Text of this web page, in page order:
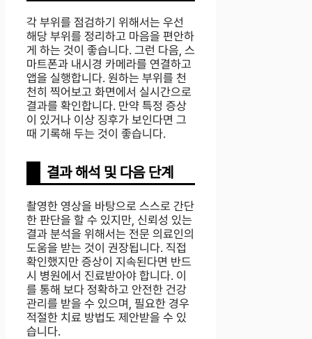
각 부위를 점검하기 위해서는 우선
해당 부위를 정리하고 마음을 편안하
게 하는 것이 좋습니다. 그런 다음, 스
마트폰과 내시경 카메라를 연결하고
앱을 실행합니다. 원하는 부위를 천
천히 찍어보고 화면에서 실시간으로
결과를 확인합니다. 만약 특정 증상
이 있거나 이상 징후가 보인다면 그
때 기록해 두는 것이 좋습니다.
결과 해석 및 다음 단계
촬영한 영상을 바탕으로 스스로 간단
한 판단을 할 수 있지만, 신뢰성 있는
결과 분석을 위해서는 전문 의료인의
도움을 받는 것이 권장됩니다. 직접
확인했지만 증상이 지속된다면 반드
시 병원에서 진료받아야 합니다. 이
를 통해 보다 정확하고 안전한 건강
관리를 받을 수 있으며, 필요한 경우
적절한 치료 방법도 제안받을 수 있
습니다.